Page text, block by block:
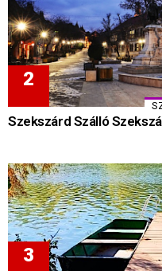
Szekszárd Szálló